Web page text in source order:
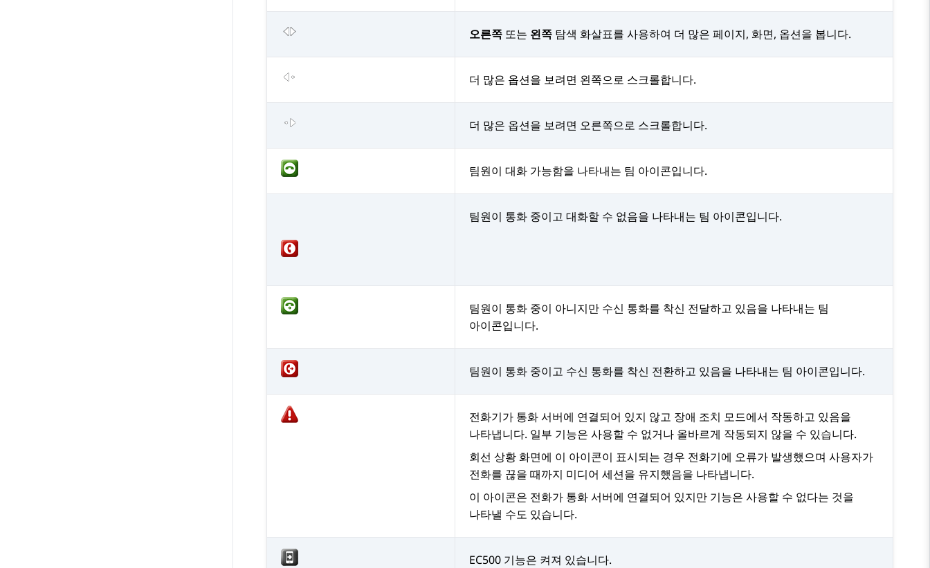
오른쪽 또는 왼쪽 탐색 화살표를 사용하여 더 많은 페이지, 화면, 옵션을 봅니다.
더 많은 옵션을 보려면 왼쪽으로 스크롤합니다.
더 많은 옵션을 보려면 오른쪽으로 스크롤합니다.
팀원이 대화 가능함을 나타내는 팀 아이콘입니다.
팀원이 통화 중이고 대화할 수 없음을 나타내는 팀 아이콘입니다.
팀원이 통화 중이 아니지만 수신 통화를 착신 전달하고 있음을 나타내는 팀
아이콘입니다.
팀원이 통화 중이고 수신 통화를 착신 전환하고 있음을 나타내는 팀 아이콘입니다.
전화기가 통화 서버에 연결되어 있지 않고 장애 조치 모드에서 작동하고 있음을
나타냅니다. 일부 기능은 사용할 수 없거나 올바르게 작동되지 않을 수 있습니다.
회선 상황 화면에 이 아이콘이 표시되는 경우 전화기에 오류가 발생했으며 사용자가
전화를 끊을 때까지 미디어 세션을 유지했음을 나타냅니다.
이 아이콘은 전화가 통화 서버에 연결되어 있지만 기능은 사용할 수 없다는 것을
나타낼 수도 있습니다.
EC500 기능은 켜져 있습니다.